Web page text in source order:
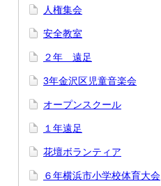
人権集会
安全教室
２年 遠足
3年金沢区児童音楽会
オープンスクール
１年遠足
花壇ボランティア
６年横浜市小学校体育大会